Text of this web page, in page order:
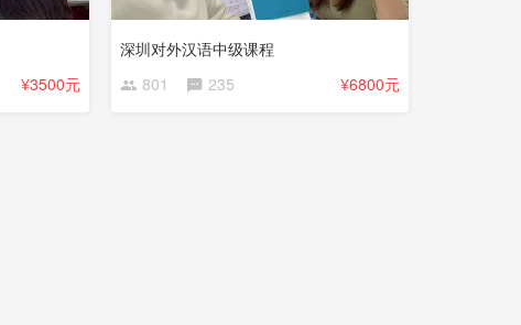
¥3500元
深圳对外汉语中级课程
801
235 ¥6800元